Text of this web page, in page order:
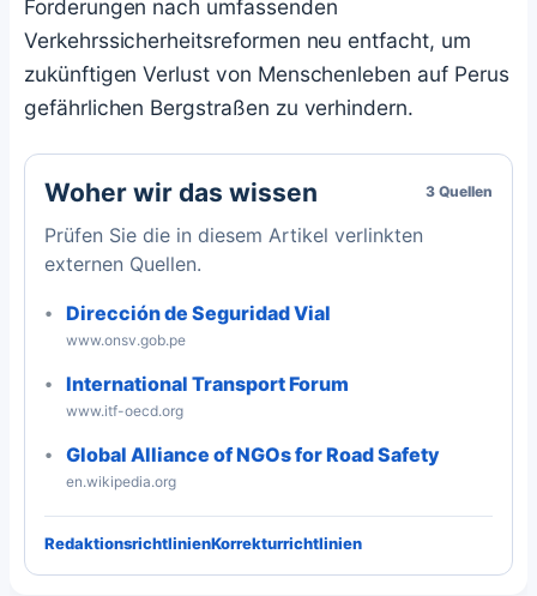
Forderungen nach umfassenden
Verkehrssicherheitsreformen neu entfacht, um
zukünftigen Verlust von Menschenleben auf Perus
gefährlichen Bergstraßen zu verhindern.
Woher wir das wissen 3 Quellen
Prüfen Sie die in diesem Artikel verlinkten
externen Quellen.
Dirección de Seguridad Vial
www.onsv.gob.pe
International Transport Forum
www.itf-oecd.org
Global Alliance of NGOs for Road Safety
en.wikipedia.org
RedaktionsrichtlinienKorrekturrichtlinien